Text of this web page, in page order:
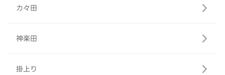
カ々田
神楽田
掛上り